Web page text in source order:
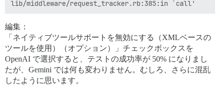
編集：
「ネイティブツールサポートを無効にする（XMLベースの
ツールを使用）（オプション）」チェックボックスを
OpenAI で選択すると、テストの成功率が 50% になりまし
たが、Gemini では何も変わりません。むしろ、さらに混乱
したように思います。